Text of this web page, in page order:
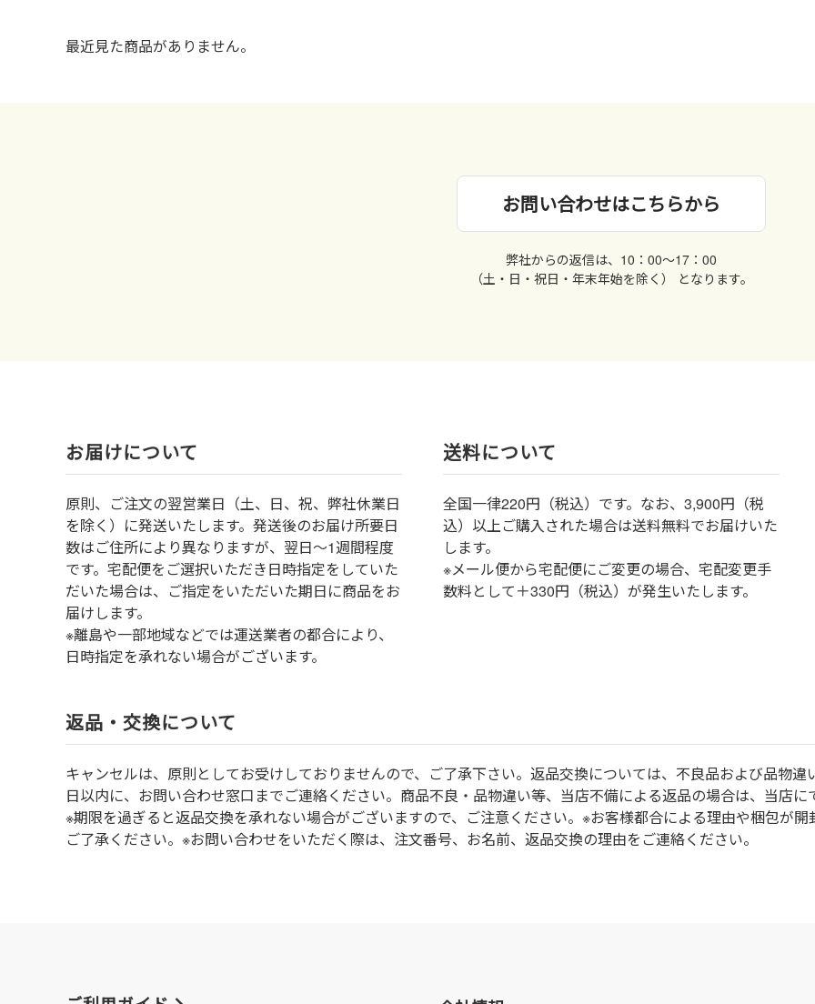
最近見た商品がありません。
お問い合わせはこちらから
弊社からの返信は、10：00〜17：00
（土・日・祝日・年末年始を除く） となります。
お届けについて
原則、ご注文の翌営業日（土、日、祝、弊社休業日
を除く）に発送いたします。発送後のお届け所要日
数はご住所により異なりますが、翌日～1週間程度
です。宅配便をご選択いただき日時指定をしていた
だいた場合は、ご指定をいただいた期日に商品をお
届けします。
※離島や一部地域などでは運送業者の都合により、
日時指定を承れない場合がございます。
送料について
全国一律220円（税込）です。なお、3,900円（税
込）以上ご購入された場合は送料無料でお届けいた
します。
※メール便から宅配便にご変更の場合、宅配変更手
数料として＋330円（税込）が発生いたします。
返品・交換について
キャンセルは、原則としてお受けしておりませんので、ご了承下さい。返品交換については、不良品および品物
⽇以内に、お問い合わせ窓⼝までご連絡ください。商品不良・品物違い等、当店不備による返品の場合は、当店に
※期限を過ぎると返品交換を承れない場合がございますので、ご注意ください。※お客様都合による理由や梱包が開
ご了承ください。※お問い合わせをいただく際は、注文番号、お名前、返品交換の理由をご連絡ください。